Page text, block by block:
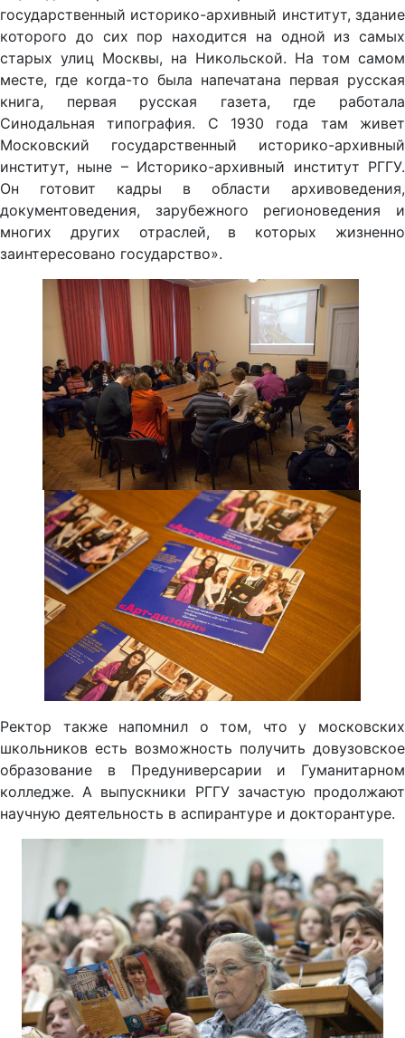
государственный историко-архивный институт, здание
которого до сих пор находится на одной из самых
старых улиц Москвы, на Никольской. На том самом
месте, где когда-то была напечатана первая русская
книга, первая русская газета, где работала
Синодальная типография. С 1930 года там живет
Московский государственный историко-архивный
институт, ныне – Историко-архивный институт РГГУ.
Он готовит кадры в области архивоведения,
документоведения, зарубежного регионоведения и
многих других отраслей, в которых жизненно
заинтересовано государство».
Ректор также напомнил о том, что у московских
школьников есть возможность получить довузовское
образование в Предуниверсарии и Гуманитарном
колледже. А выпускники РГГУ зачастую продолжают
научную деятельность в аспирантуре и докторантуре.